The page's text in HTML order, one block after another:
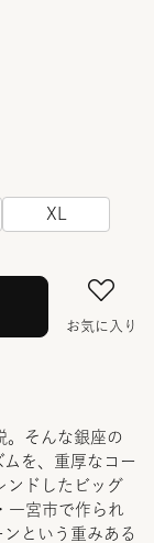
XL
お気に入り
。そんな銀座の
を、重厚なコー
ンドしたビッグ
一宮市で作られ
という重みある